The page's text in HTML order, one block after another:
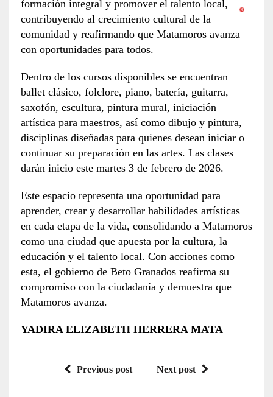
formación integral y promover el talento local,
contribuyendo al crecimiento cultural de la
comunidad y reafirmando que Matamoros avanza
con oportunidades para todos.
Dentro de los cursos disponibles se encuentran
ballet clásico, folclore, piano, batería, guitarra,
saxofón, escultura, pintura mural, iniciación
artística para maestros, así como dibujo y pintura,
disciplinas diseñadas para quienes desean iniciar o
continuar su preparación en las artes. Las clases
darán inicio este martes 3 de febrero de 2026.
Este espacio representa una oportunidad para
aprender, crear y desarrollar habilidades artísticas
en cada etapa de la vida, consolidando a Matamoros
como una ciudad que apuesta por la cultura, la
educación y el talento local. Con acciones como
esta, el gobierno de Beto Granados reafirma su
compromiso con la ciudadanía y demuestra que
Matamoros avanza.
YADIRA ELIZABETH HERRERA MATA
Previous post Next post